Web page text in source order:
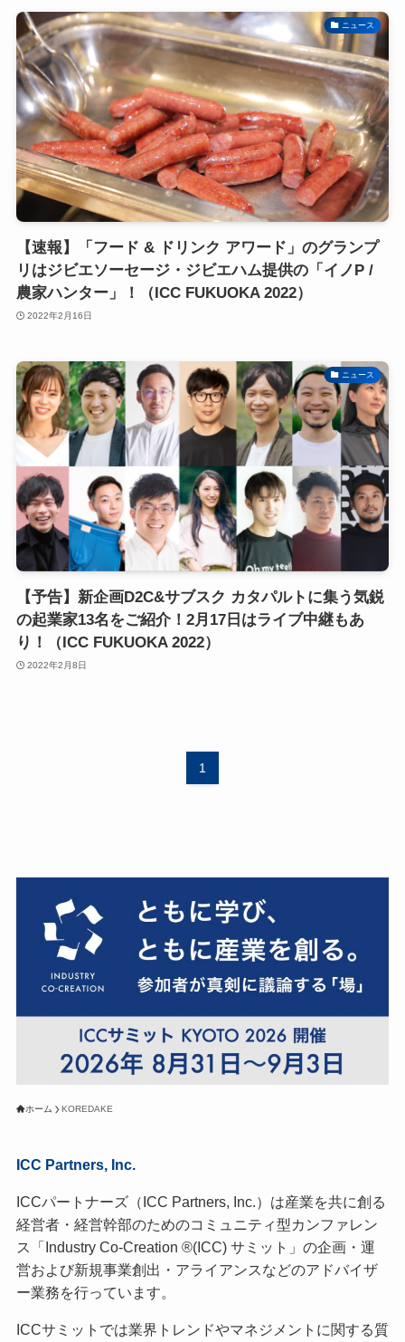
ニュース
【速報】「フード & ドリンク アワード」のグランプ
リはジビエソーセージ・ジビエハム提供の「イノP /
農家ハンター」！（ICC FUKUOKA 2022）
2022年2月16日
ニュース
【予告】新企画D2C&サブスク カタパルトに集う気鋭
の起業家13名をご紹介！2月17日はライブ中継もあ
り！（ICC FUKUOKA 2022）
2022年2月8日
1
ホーム KOREDAKE
ICC Partners, Inc.
ICCパートナーズ（ICC Partners, Inc.）は産業を共に創る
経営者・経営幹部のためのコミュニティ型カンファレン
ス「Industry Co-Creation ®(ICC) サミット」の企画・運
営および新規事業創出・アライアンスなどのアドバイザ
ー業務を行っています。
ICCサミットでは業界トレンドやマネジメントに関する質